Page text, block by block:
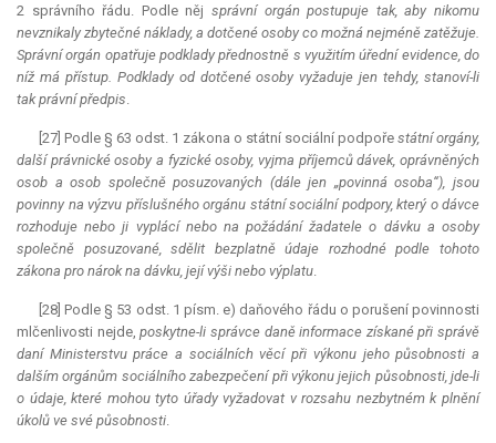
2 správního řádu. Podle něj správní orgán postupuje tak, aby nikomu
nevznikaly zbytečné náklady, a dotčené osoby co možná nejméně zatěžuje.
Správní orgán opatřuje podklady přednostně s využitím úřední evidence, do
níž má přístup. Podklady od dotčené osoby vyžaduje jen tehdy, stanoví-li
tak právní předpis.
[27] Podle § 63 odst. 1 zákona o státní sociální podpoře státní orgány,
další právnické osoby a fyzické osoby, vyjma příjemců dávek, oprávněných
osob a osob společně posuzovaných (dále jen „povinná osoba“), jsou
povinny na výzvu příslušného orgánu státní sociální podpory, který o dávce
rozhoduje nebo ji vyplácí nebo na požádání žadatele o dávku a osoby
společně posuzované, sdělit bezplatně údaje rozhodné podle tohoto
zákona pro nárok na dávku, její výši nebo výplatu.
[28] Podle § 53 odst. 1 písm. e) daňového řádu o porušení povinnosti
mlčenlivosti nejde,poskytne-li správce daně informace získané při správě
daní Ministerstvu práce a sociálních věcí při výkonu jeho působnosti a
dalším orgánům sociálního zabezpečení při výkonu jejich působnosti, jde-li
o údaje, které mohou tyto úřady vyžadovat v rozsahu nezbytném k plnění
úkolů ve své působnosti.